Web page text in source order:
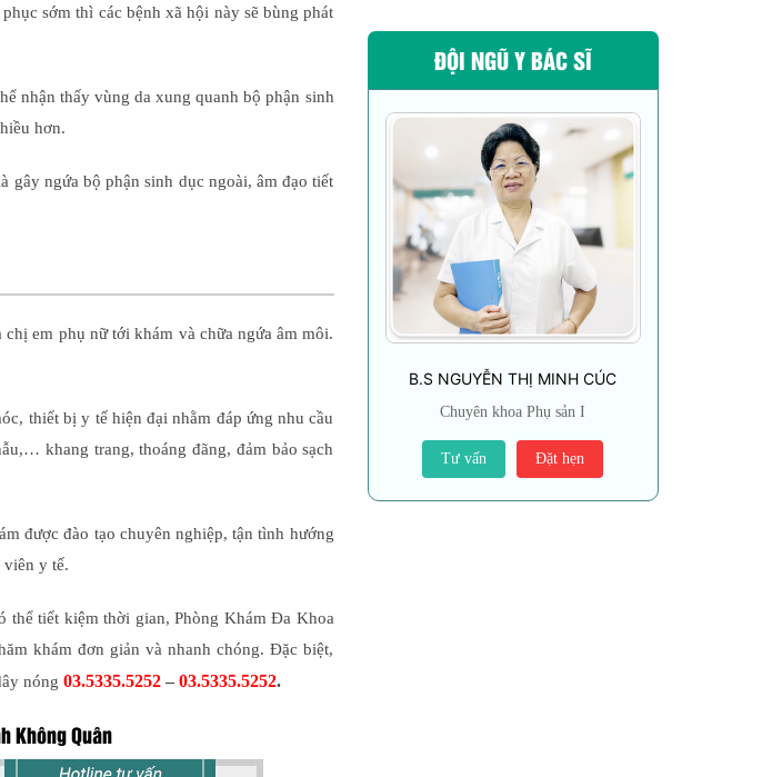
sớm thì các bệnh xã hội này sẽ bùng phát
nhận thấy vùng da xung quanh bộ phận sinh
hơn.
gây ngứa bộ phận sinh dục ngoài, âm đạo tiết
em phụ nữ tới khám và chữa ngứa âm môi.
thiết bị y tế hiện đại nhằm đáp ứng nhu cầu
khang trang, thoáng đãng, đảm bảo sạch
được đào tạo chuyên nghiệp, tận tình hướng
viên y tế.
thể tiết kiệm thời gian, Phòng Khám Đa Khoa
khám đơn giản và nhanh chóng. Đặc biệt,
nóng 03.5335.5252 – 03.5335.5252.
Không Quân
ĐỘI NGŨ Y BÁC SĨ
B.S NGUYỄN THỊ MINH CÚC
Chuyên khoa Phụ sản I
Tư vấn Đặt hẹn